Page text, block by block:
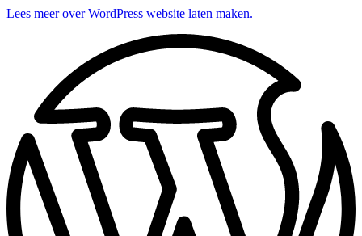
Lees meer over WordPress website laten maken.